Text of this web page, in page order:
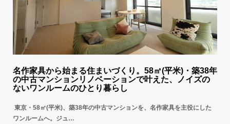
名作家具から始まる住まいづくり。58㎡(平米)・築38年
の中古マンションリノベーションで叶えた、ノイズの
ないワンルームのひとり暮らし
東京・58㎡(平米)、築38年の中古マンションを、名作家具を主役にした
ワンルームへ。ジュ…